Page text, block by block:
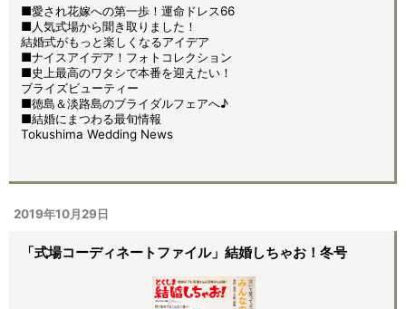
■愛され花嫁への第一歩！運命ドレス66
■人気式場から聞き取りました！
結婚式がもっと楽しくなるアイデア
■ナイスアイデア！フォトコレクション
■史上最高のワタシで本番を迎えたい！
ブライズビューティー
■徳島＆淡路島のブライダルフェアへ♪
■結婚にまつわる最旬情報
Tokushima Wedding News
2019年10月29日
「式場コーディネートファイル」結婚しちゃお！冬号